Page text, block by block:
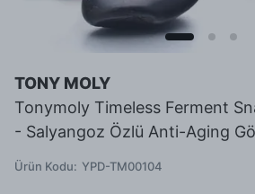
TONY MOLY
Tonymoly Timeless Ferment
- Salyangoz Özlü Anti-Aging
Ürün Kodu: YPD-TM00104